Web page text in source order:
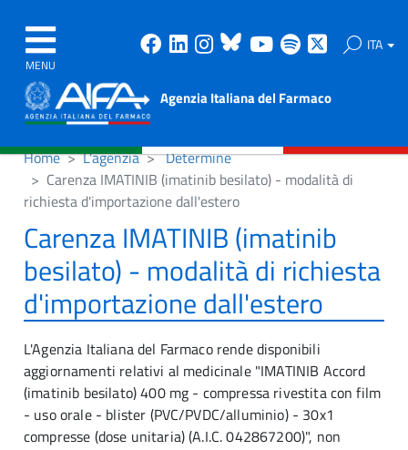
MENU
Facebook
Linkedin
Instagram
Bluesky
Youtube
Spotify ITA
Agenzia Italiana del Farmaco
Home L'agenzia
Determine
Carenza IMATINIB (imatinib besilato) - modalità di
richiesta d'importazione dall'estero
Carenza IMATINIB (imatinib
besilato) - modalità di richiesta
d'importazione dall'estero
L'Agenzia Italiana del Farmaco rende disponibili
aggiornamenti relativi al medicinale "IMATINIB Accord
(imatinib besilato) 400 mg - compressa rivestita con film
- uso orale - blister (PVC/PVDC/alluminio) - 30x1
compresse (dose unitaria) (A.I.C. 042867200)", non